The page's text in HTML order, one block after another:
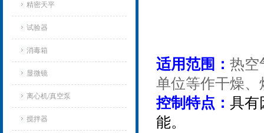
精密天平
试验器
消毒箱
显微镜
离心机/真空泵
搅拌器
适用范围： 热空
单位等作干燥
控制特点： 具有
能。